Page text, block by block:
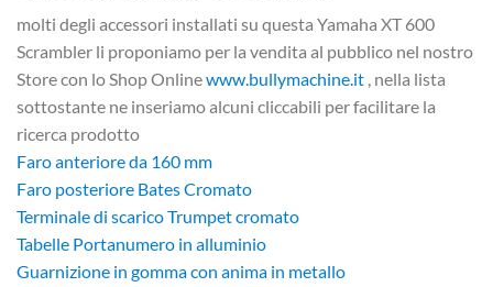
molti degli accessori installati su questa Yamaha XT 600
Scrambler li proponiamo per la vendita al pubblico nel nostro
Store con lo Shop Onlinewww.bullymachine.it , nella lista
sottostante ne inseriamo alcuni cliccabili per facilitare la
ricerca prodotto
Faro anteriore da 160 mm
Faro posteriore Bates Cromato
Terminale di scarico Trumpet cromato
Tabelle Portanumero in alluminio
Guarnizione in gomma con anima in metallo